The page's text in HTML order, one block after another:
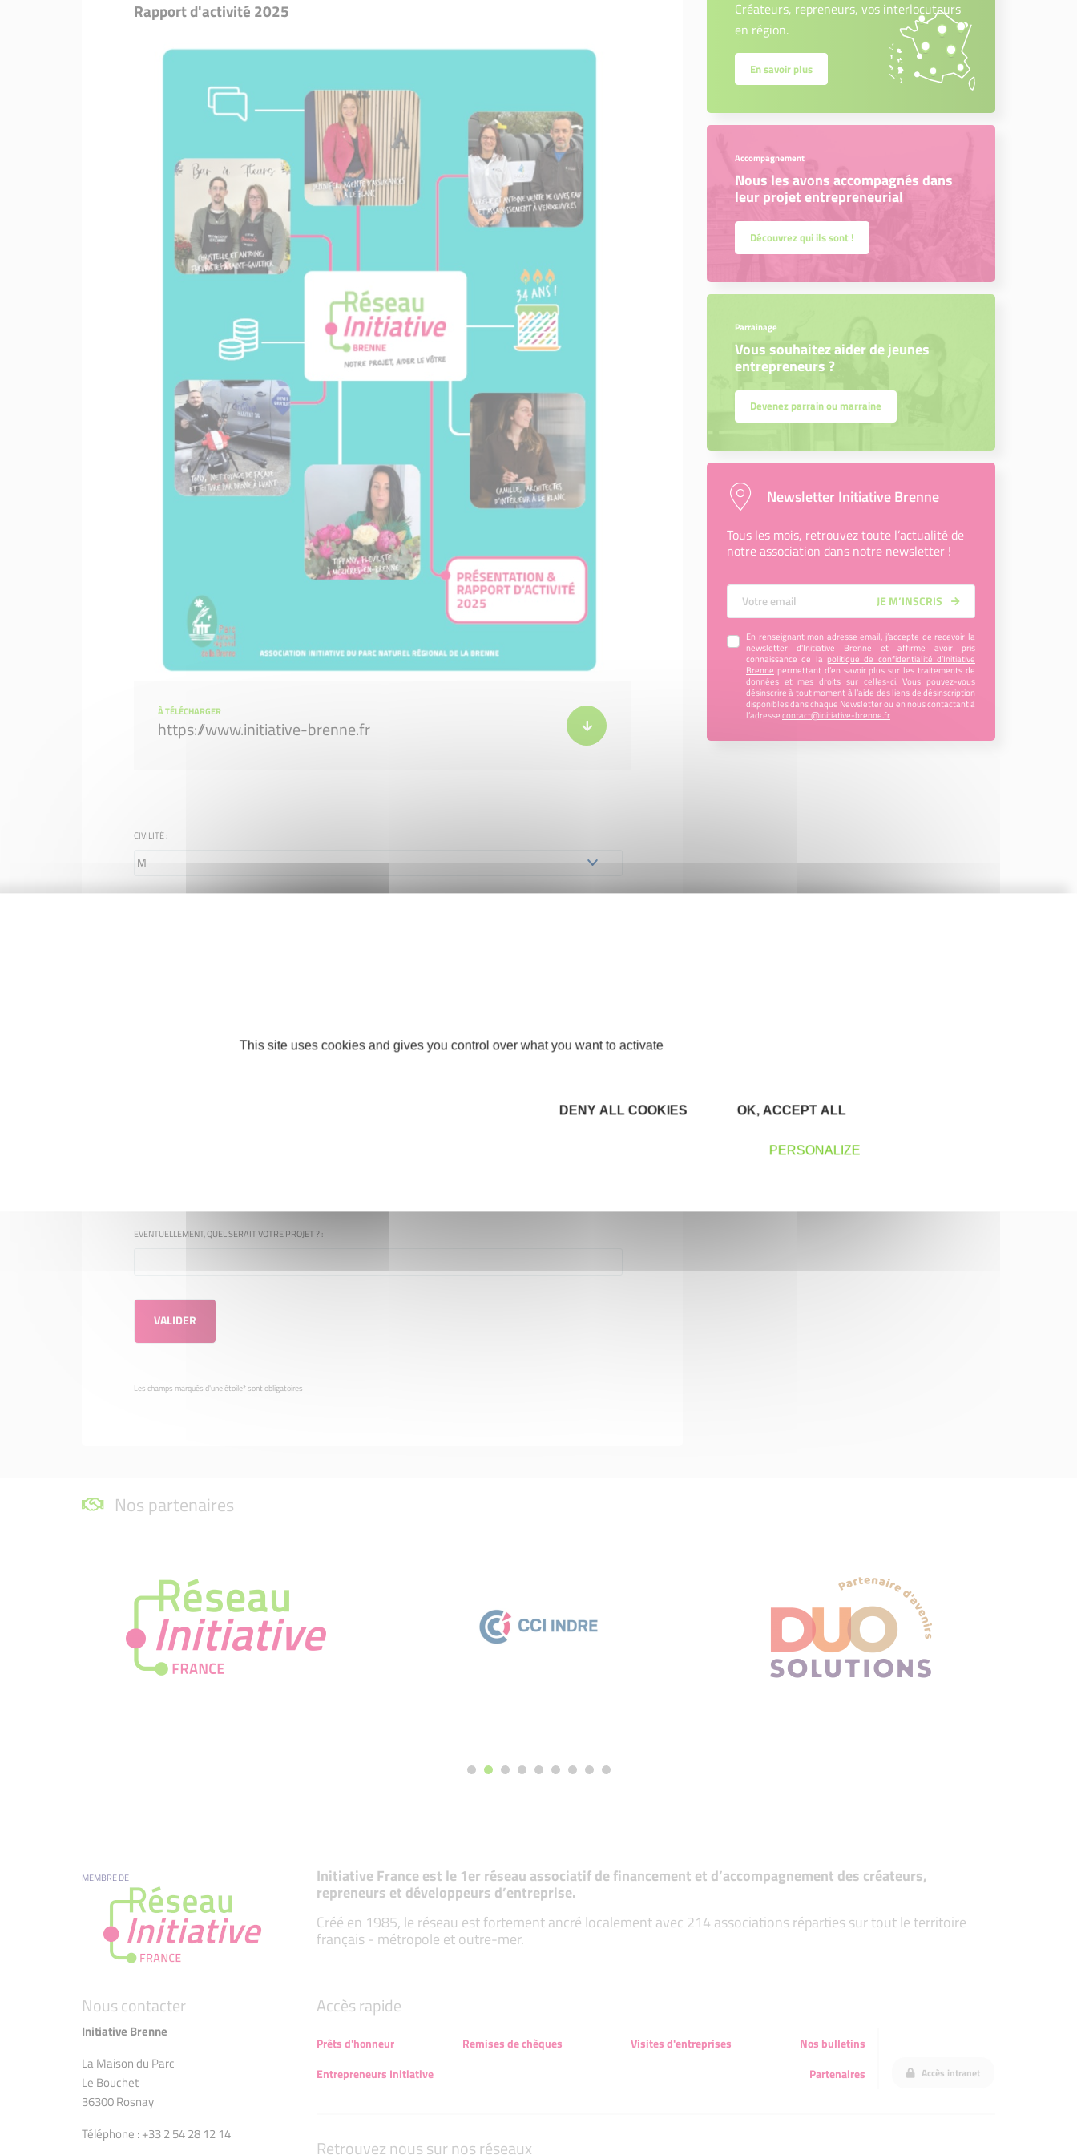
Rapport d'activité 2025
À TÉLÉCHARGER
https://www.initiative-brenne.fr
CIVILITÉ :
EVENTUELLEMENT, QUEL SERAIT VOTRE PROJET ? :
Les champs marqués d'une étoile* sont obligatoires
Créateurs, repreneurs, vos interlocuteurs
en région.
En savoir plus
Accompagnement
Nous les avons accompagnés dans
leur projet entrepreneurial
Découvrez qui ils sont !
Parrainage
Vous souhaitez aider de jeunes
entrepreneurs ?
Devenez parrain ou marraine
Newsletter Initiative Brenne
Tous les mois, retrouvez toute l’actualité de
notre association dans notre newsletter !
Votre Email JE M’INSCRIS
En renseignant mon adresse email, j’accepte de recevoir la
newsletter d'Initiative Brenne et affirme avoir pris
connaissance de la politique de confidentialité d’Initiative
Brenne permettant d’en savoir plus sur les traitements de
données et mes droits sur celles-ci. Vous pouvez-vous
désinscrire à tout moment à l’aide des liens de désinscription
disponibles dans chaque Newsletter ou en nous contactant à
l’adressecontact@initiative-brenne.fr
Nos partenaires
MEMBRE DE Initiative France est le 1er réseau associatif de financement et d’accompagnement des créateurs,
repreneurs et développeurs d’entreprise.
Créé en 1985, le réseau est fortement ancré localement avec 214 associations réparties sur tout le territoire
français - métropole et outre-mer.
Nous contacter
Initiative Brenne
La Maison du Parc
Le Bouchet
36300 Rosnay
Téléphone : +33 2 54 28 12 14
Accès rapide
Prêts d'honneur Remises de chèques Visites d'entreprises
Nos bulletins
Entrepreneurs Initiative
Partenaires Accès intranet
Retrouvez nous sur nos réseaux
This site uses cookies and gives you control over what you want to activate
OK, ACCEPT ALL
DENY ALL COOKIES
PERSONALIZE